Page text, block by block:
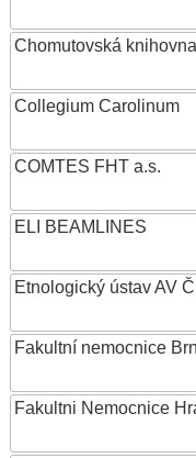
Chomutovská knihovna
Collegium Carolinum
COMTES FHT a.s.
ELI BEAMLINES
Etnologický ústav AV
Fakultní nemocnice
Fakultni Nemocnice